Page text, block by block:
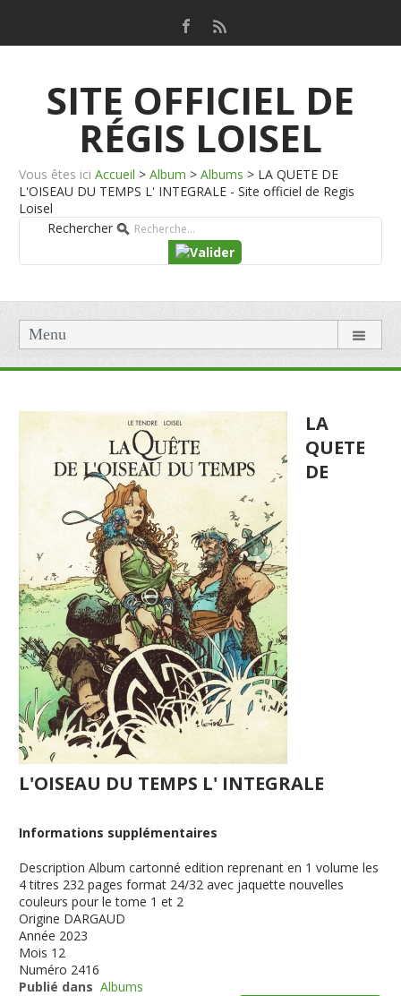
SITE OFFICIEL DE
RÉGIS LOISEL
Vous êtes ici Accueil > Album > Albums > LA QUETE DE
L'OISEAU DU TEMPS L' INTEGRALE - Site officiel de Regis
Loisel
Rechercher
Menu
LA
QUETE
DE
L'OISEAU DU TEMPS L' INTEGRALE
Informations supplémentaires
Description Album cartonné edition reprenant en 1 volume les
4 titres 232 pages format 24/32 avec jaquette nouvelles
couleurs pour le tome 1 et 2
Origine DARGAUD
Année 2023
Mois 12
Numéro 2416
Publié dans Albums